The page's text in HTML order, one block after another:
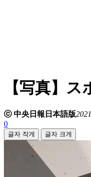
【写真】
ⓒ 中央日報日本語版
0
글자 작게 글자 크게